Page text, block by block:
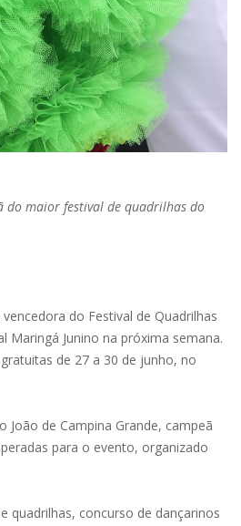
do maior festival de quadrilhas do
do Festival de Quadrilhas
Maringá Junino na próxima semana.
de 27 a 30 de junho, no
João de Campina Grande, campeã
para o evento, organizado
quadrilhas, concurso de dançarinos